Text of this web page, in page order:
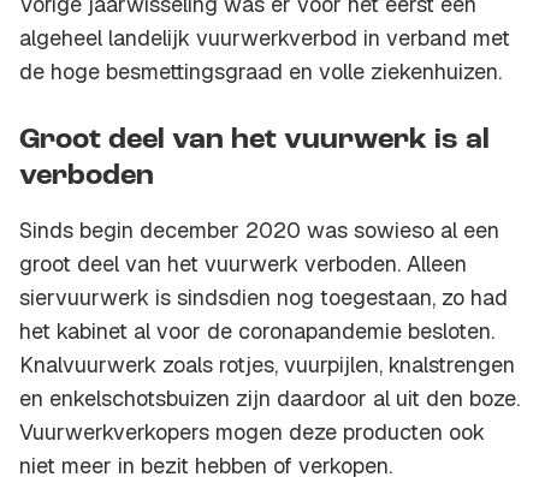
algeheel landelijk vuurwerkverbod in verband met
de hoge besmettingsgraad en volle ziekenhuizen.
Groot deel van het vuurwerk is al
verboden
Sinds begin december 2020 was sowieso al een
groot deel van het vuurwerk verboden. Alleen
siervuurwerk is sindsdien nog toegestaan, zo had
het kabinet al voor de coronapandemie besloten.
Knalvuurwerk zoals rotjes, vuurpijlen, knalstrengen
en enkelschotsbuizen zijn daardoor al uit den boze.
Vuurwerkverkopers mogen deze producten ook
niet meer in bezit hebben of verkopen.